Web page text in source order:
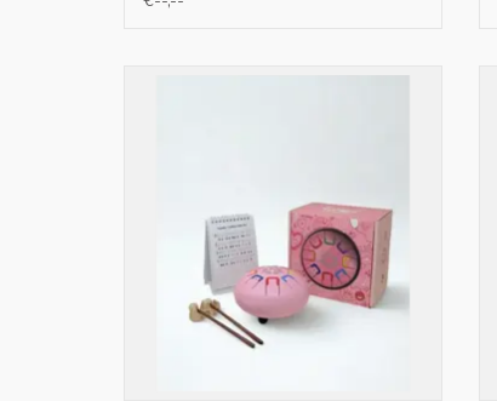
Baby Tambú - acht tonen - Pinky Winky